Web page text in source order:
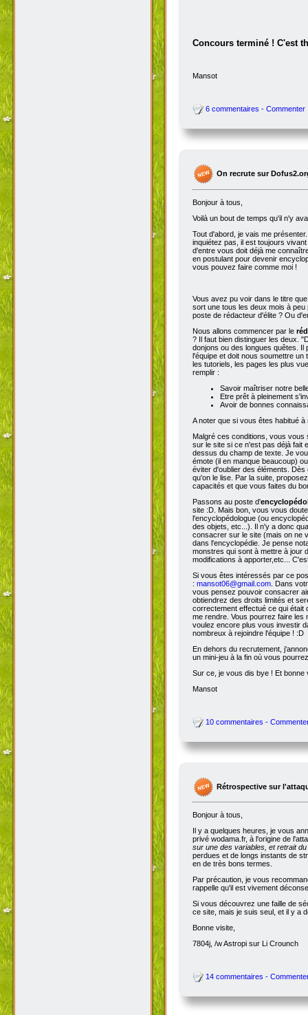
Concours terminé ! C'est
Mansot
6 commentaires - Commenter
On recrute sur
Bonjour à tous,
Voilà un bout de temps qu'il n'y
Tout d'abord, je vais me
inquiétez pas, il est toujours
d'entre vous doit déjà me
en postulant pour devenir
vous pouvez faire comme moi !
Vous avez pu voir dans le titre
sort une tous les deux mois à
poste de rédacteur d'élite ? Ou
Nous allons commencer par le
? Il faut bien distinguer les deux.
donjons ou des longues quêtes. Il
l'équipe et doit nous soumettre un
les tutoriels, les pages les plus
remplir :
Savoir maîtriser notre
Etre prêt à pleinement
Avoir de bonnes
A noter que si vous êtes habitué
Malgré ces conditions, vous
sur le site si ce n'est pas déjà fait
dessus du champ de texte. Je
émote (il en manque beaucoup)
éviter d'oublier des éléments.
qu'on le lise. Par la suite,
capacités et que vous faites du
Passons au poste d'
site :D. Mais bon, vous vous
l'encyclopédologue (ou
des objets, etc...). Il n'y a donc
consacrer sur le site (mais on ne
dans l'encyclopédie. Je pense
monstres qui sont à mettre à jour
modifications à apporter,etc...
Si vous êtes intéressés par ce
: mansot06@gmail.com . Dans
vous pensez pouvoir consacrer
obtiendrez des droits limités et
correctement effectué ce qui
me rendre. Vous pourrez faire les
voulez encore plus vous investir
nombreux à rejoindre l'équipe ! :D
En dehors du recrutement,
un mini-jeu à la fin où vous
Sur ce, je vous dis bye ! Et bonne
Mansot
10 commentaires -
Rétrospective sur
Bonjour à tous,
Il y a quelques heures, je vous
privé wodama.fr, à l'origine de
sur une des variables, et retrait
perdues et de longs instants de
en de très bons termes.
Par précaution, je vous
rappelle qu'il est vivement
Si vous découvrez une faille de
ce site, mais je suis seul, et il y a
Bonne visite,
7804j, /w Astropi sur Li Crounch
14 commentaires -